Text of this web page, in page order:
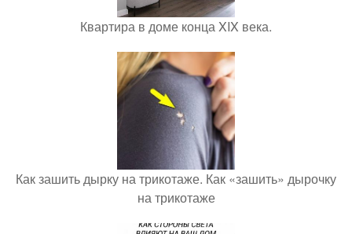
Квартира в доме конца XIX века.
Как зашить дырку на трикотаже. Как «зашить» дырочку
на трикотаже